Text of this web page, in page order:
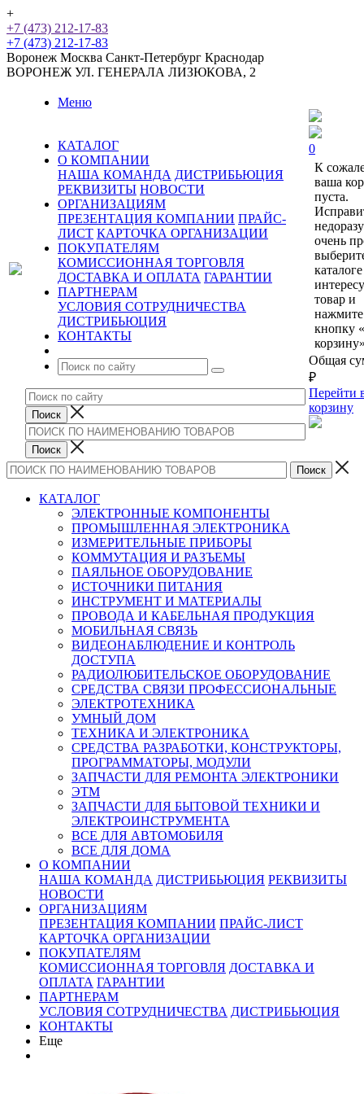
+
+7 (473) 212-17-83
+7 (473) 212-17-83
Воронеж Москва Санкт-Петербург Краснодар
ВОРОНЕЖ УЛ. ГЕНЕРАЛА ЛИЗЮКОВА, 2
Меню
КАТАЛОГ
О КОМПАНИИ
НАША КОМАНДА ДИСТРИБЬЮЦИЯ
РЕКВИЗИТЫ НОВОСТИ
ОРГАНИЗАЦИЯМ
ПРЕЗЕНТАЦИЯ КОМПАНИИ ПРАЙС-
ЛИСТ КАРТОЧКА ОРГАНИЗАЦИИ
ПОКУПАТЕЛЯМ
КОМИССИОННАЯ ТОРГОВЛЯ
ДОСТАВКА И ОПЛАТА ГАРАНТИИ
ПАРТНЕРАМ
УСЛОВИЯ СОТРУДНИЧЕСТВА
ДИСТРИБЬЮЦИЯ
КОНТАКТЫ
0
К
ваша
пуста.
очень
каталоге
товар и
нажмите
кнопку
Общая
₽
Перейти
корзину
КАТАЛОГ
ЭЛЕКТРОННЫЕ КОМПОНЕНТЫ
ПРОМЫШЛЕННАЯ ЭЛЕКТРОНИКА
ИЗМЕРИТЕЛЬНЫЕ ПРИБОРЫ
КОММУТАЦИЯ И РАЗЪЕМЫ
ПАЯЛЬНОЕ ОБОРУДОВАНИЕ
ИСТОЧНИКИ ПИТАНИЯ
ИНСТРУМЕНТ И МАТЕРИАЛЫ
ПРОВОДА И КАБЕЛЬНАЯ ПРОДУКЦИЯ
МОБИЛЬНАЯ СВЯЗЬ
ВИДЕОНАБЛЮДЕНИЕ И КОНТРОЛЬ
ДОСТУПА
РАДИОЛЮБИТЕЛЬСКОЕ ОБОРУДОВАНИЕ
СРЕДСТВА СВЯЗИ ПРОФЕССИОНАЛЬНЫЕ
ЭЛЕКТРОТЕХНИКА
УМНЫЙ ДОМ
ТЕХНИКА И ЭЛЕКТРОНИКА
СРЕДСТВА РАЗРАБОТКИ, КОНСТРУКТОРЫ,
ПРОГРАММАТОРЫ, МОДУЛИ
ЗАПЧАСТИ ДЛЯ РЕМОНТА ЭЛЕКТРОНИКИ
ЭТМ
ЗАПЧАСТИ ДЛЯ БЫТОВОЙ ТЕХНИКИ И
ЭЛЕКТРОИНСТРУМЕНТА
ВСЕ ДЛЯ АВТОМОБИЛЯ
ВСЕ ДЛЯ ДОМА
О КОМПАНИИ
НАША КОМАНДА ДИСТРИБЬЮЦИЯ РЕКВИЗИТЫ
НОВОСТИ
ОРГАНИЗАЦИЯМ
ПРЕЗЕНТАЦИЯ КОМПАНИИ ПРАЙС-ЛИСТ
КАРТОЧКА ОРГАНИЗАЦИИ
ПОКУПАТЕЛЯМ
КОМИССИОННАЯ ТОРГОВЛЯ ДОСТАВКА И
ОПЛАТА ГАРАНТИИ
ПАРТНЕРАМ
УСЛОВИЯ СОТРУДНИЧЕСТВА ДИСТРИБЬЮЦИЯ
КОНТАКТЫ
Еще